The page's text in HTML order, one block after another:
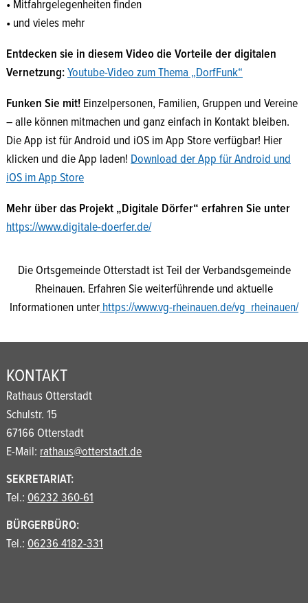
• Mitfahrgelegenheiten finden
• und vieles mehr
Entdecken sie in diesem Video die Vorteile der digitalen
Vernetzung:Youtube-Video zum Thema „DorfFunk“
Funken Sie mit! Einzelpersonen, Familien, Gruppen und Vereine
– alle können mitmachen und ganz einfach in Kontakt bleiben.
Die App ist für Android und iOS im App Store verfügbar! Hier
klicken und die App laden! Download der App für Android und
iOS im App Store
Mehr über das Projekt „Digitale Dörfer“ erfahren Sie unter
https://www.digitale-doerfer.de/
Die Ortsgemeinde Otterstadt ist Teil der Verbandsgemeinde
Rheinauen. Erfahren Sie weiterführende und aktuelle
Informationen unterhttps://www.vg-rheinauen.de/vg_rheinauen/
KONTAKT
Rathaus Otterstadt
Schulstr. 15
67166 Otterstadt
E-Mail: rathaus@otterstadt.de
SEKRETARIAT:
Tel.: 06232 360-61
BÜRGERBÜRO:
Tel.: 06236 4182-331